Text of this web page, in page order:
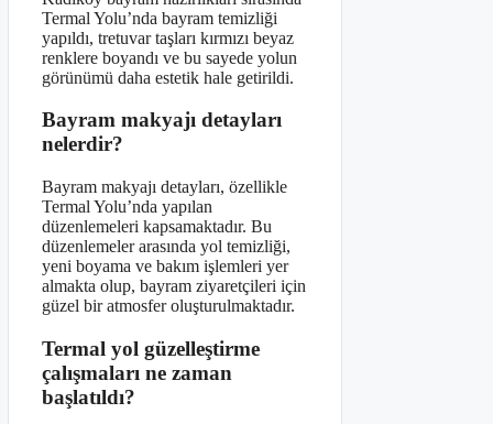
Termal Yolu’nda bayram temizliği
yapıldı, tretuvar taşları kırmızı beyaz
renklere boyandı ve bu sayede yolun
görünümü daha estetik hale getirildi.
Bayram makyajı detayları
nelerdir?
Bayram makyajı detayları, özellikle
Termal Yolu’nda yapılan
düzenlemeleri kapsamaktadır. Bu
düzenlemeler arasında yol temizliği,
yeni boyama ve bakım işlemleri yer
almakta olup, bayram ziyaretçileri için
güzel bir atmosfer oluşturulmaktadır.
Termal yol güzelleştirme
çalışmaları ne zaman
başlatıldı?